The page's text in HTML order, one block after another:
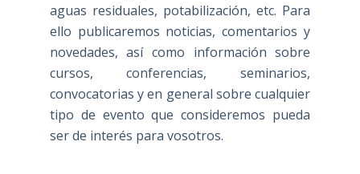
aguas residuales, potabilización, etc. Para
ello publicaremos noticias, comentarios y
novedades, así como información sobre
cursos, conferencias, seminarios,
convocatorias y en general sobre cualquier
tipo de evento que consideremos pueda
ser de interés para vosotros.